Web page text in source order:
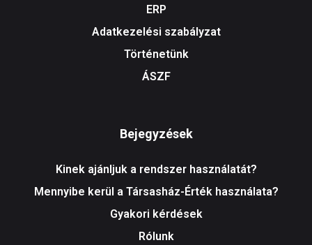
ERP
Adatkezelési szabályzat
Történetünk
ÁSZF
Bejegyzések
Kinek ajánljuk a rendszer használatát?
Mennyibe kerül a Társasház-Érték használata?
Gyakori kérdések
Rólunk